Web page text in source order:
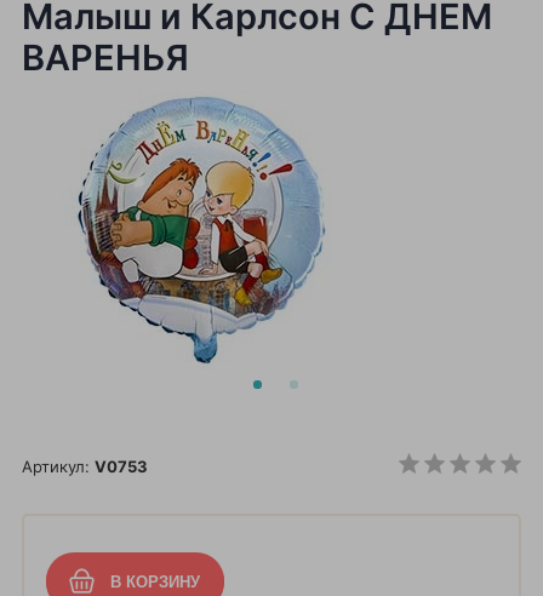
Малыш и Карлсон С ДНЕМ
ВАРЕНЬЯ
Артикул: V0753